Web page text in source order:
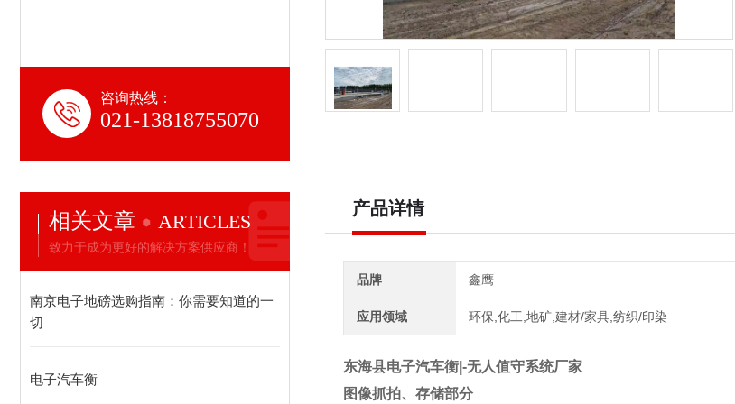
咨询热线：
021-13818755070
相关文章 ARTICLES
致力于成为更好的解决方案供应商！
南京电子地磅选购指南：你需要知道的一
切
电子汽车衡
产品详情
品牌 鑫鹰
应用领域 环保,化工,地矿,建材/家具,纺织/印染
东海县电子汽车衡|-无人值守系统厂家
图像抓拍、存储部分